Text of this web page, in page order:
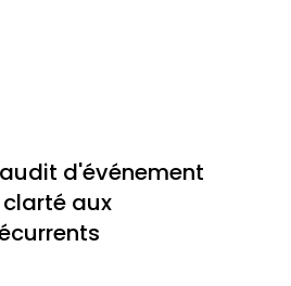
d'événement
aux